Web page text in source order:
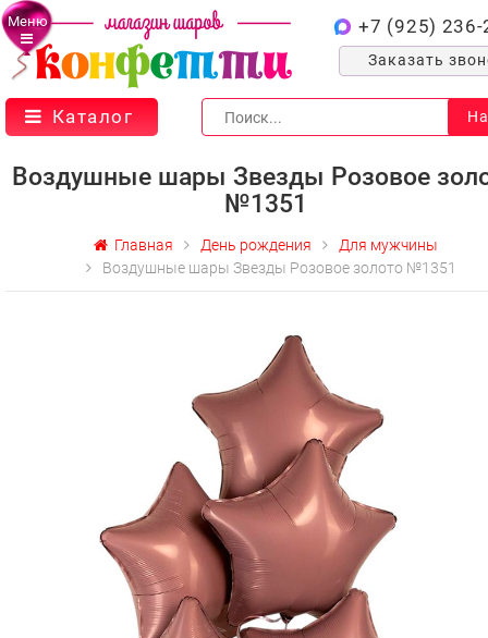
Меню +7 (925) 236-
Заказать
Каталог
Воздушные шары Звезды Розовое
№1351
Главная День рождения
Для мужчины
Воздушные шары Звезды Розовое золото №1351